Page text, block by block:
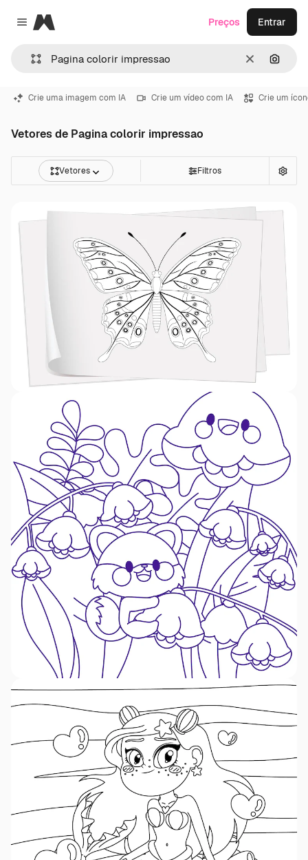
Close menu
Magnific
Limpar
Preços Entrar
Crie uma imagem com IA Crie um vídeo com IA Crie um
Vetores de Pagina colorir impressao
Vetores Filtros